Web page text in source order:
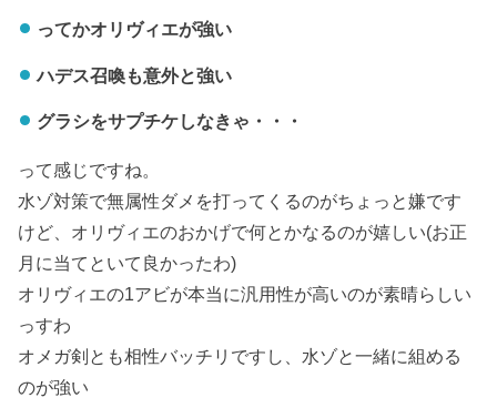
ってかオリヴィエが強い
ハデス召喚も意外と強い
グラシをサプチケしなきゃ・・・
って感じですね。
水ゾ対策で無属性ダメを打ってくるのがちょっと嫌です
けど、オリヴィエのおかげで何とかなるのが嬉しい(お正
月に当てといて良かったわ)
オリヴィエの1アビが本当に汎用性が高いのが素晴らしい
っすわ
オメガ剣とも相性バッチリですし、水ゾと一緒に組める
のが強い